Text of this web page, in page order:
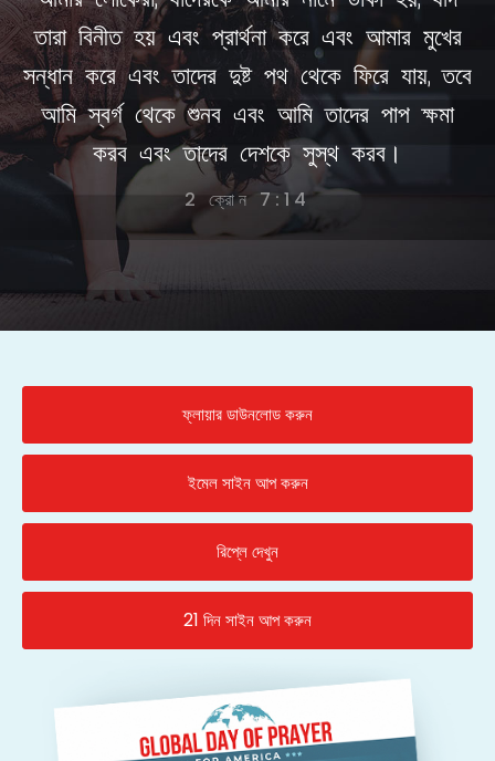
তারা বিনীত হয় এবং প্রার্থনা করে এবং আমার মুখের
সন্ধান করে এবং তাদের দুষ্ট পথ থেকে ফিরে যায়, তবে
আমি স্বর্গ থেকে শুনব এবং আমি তাদের পাপ ক্ষমা
করব এবং তাদের দেশকে সুস্থ করব।
2 ক্রোন 7:14
ফ্লায়ার ডাউনলোড করুন
ইমেল সাইন আপ করুন
রিপ্লে দেখুন
21 দিন সাইন আপ করুন